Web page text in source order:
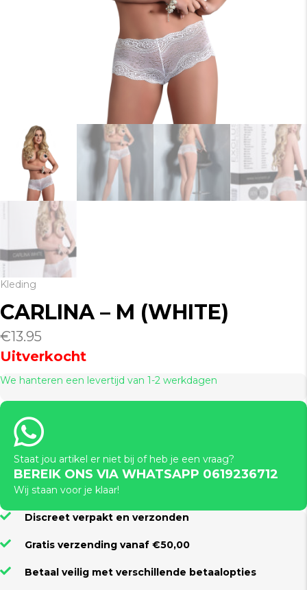
Kleding
CARLINA – M (WHITE)
€13.95
Uitverkocht
We hanteren een levertijd van 1-2 werkdagen
Staat jou artikel er niet bij of heb je een vraag?
BEREIK ONS VIA WHATSAPP 0619236712
Wij staan voor je klaar!
Discreet verpakt en verzonden
Gratis verzending vanaf €50,00
Betaal veilig met verschillende betaalopties